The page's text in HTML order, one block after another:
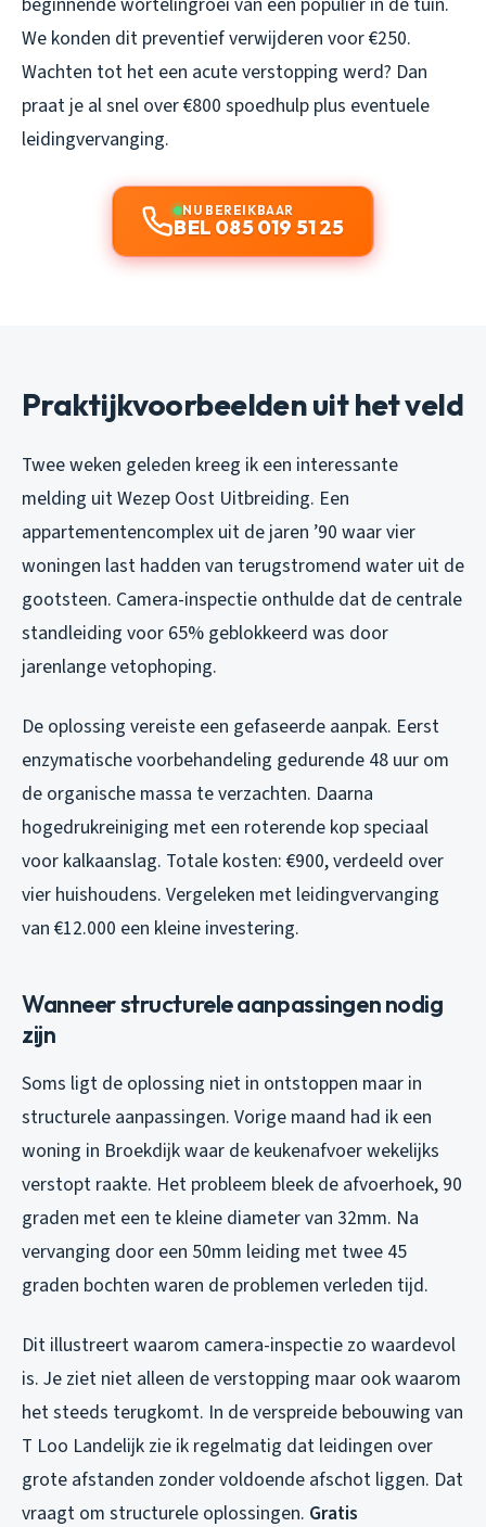
We konden dit preventief verwijderen voor €250.
Wachten tot het een acute verstopping werd? Dan
praat je al snel over €800 spoedhulp plus eventuele
leidingvervanging.
NU BEREIKBAAR
BEL 085 019 51 25
Praktijkvoorbeelden uit het veld
Twee weken geleden kreeg ik een interessante
melding uit Wezep Oost Uitbreiding. Een
appartementencomplex uit de jaren ’90 waar vier
woningen last hadden van terugstromend water uit de
gootsteen. Camera-inspectie onthulde dat de centrale
standleiding voor 65% geblokkeerd was door
jarenlange vetophoping.
De oplossing vereiste een gefaseerde aanpak. Eerst
enzymatische voorbehandeling gedurende 48 uur om
de organische massa te verzachten. Daarna
hogedrukreiniging met een roterende kop speciaal
voor kalkaanslag. Totale kosten: €900, verdeeld over
vier huishoudens. Vergeleken met leidingvervanging
van €12.000 een kleine investering.
Wanneer structurele aanpassingen nodig
zijn
Soms ligt de oplossing niet in ontstoppen maar in
structurele aanpassingen. Vorige maand had ik een
woning in Broekdijk waar de keukenafvoer wekelijks
verstopt raakte. Het probleem bleek de afvoerhoek, 90
graden met een te kleine diameter van 32mm. Na
vervanging door een 50mm leiding met twee 45
graden bochten waren de problemen verleden tijd.
Dit illustreert waarom camera-inspectie zo waardevol
is. Je ziet niet alleen de verstopping maar ook waarom
het steeds terugkomt. In de verspreide bebouwing van
T Loo Landelijk zie ik regelmatig dat leidingen over
grote afstanden zonder voldoende afschot liggen. Dat
vraagt om structurele oplossingen. Gratis